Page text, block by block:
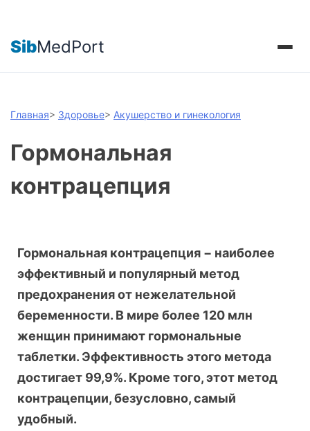
SibMedPort
Главная> Здоровье> Акушерство и гинекология
Гормональная
контрацепция
Гормональная контрацепция − наиболее
эффективный и популярный метод
предохранения от нежелательной
беременности. В мире более 120 млн
женщин принимают гормональные
таблетки. Эффективность этого метода
достигает 99,9%. Кроме того, этот метод
контрацепции, безусловно, самый
удобный.